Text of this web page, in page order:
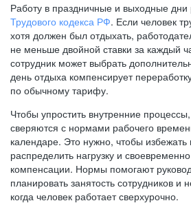
Работу в праздничные и выходные дни
Трудового кодекса РФ. Если человек
хотя должен был отдыхать,
не меньше двойной ставки за каждый
сотрудник может выбрать
день отдыха компенсирует
по обычному тарифу.
Чтобы упростить внутренние
сверяются с нормами рабочего
календаре. Это нужно, чтобы избежать
распределить нагрузку и
компенсации. Нормы помогают
планировать занятость сотрудников и
когда человек работает сверхурочно.